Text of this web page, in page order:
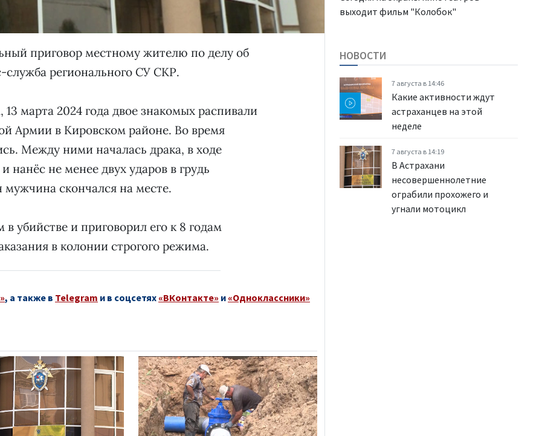
выходит фильм "Колобок"
приговор местному жителю по делу об
служба регионального СУ СКР.
марта 2024 года двое знакомых распивали
Армии в Кировском районе. Во время
Между ними началась драка, в ходе
не менее двух ударов в грудь
скончался на месте.
убийстве и приговорил его к 8 годам
в колонии строгого режима.
, а также в Telegram и в соцсетях «ВКонтакте» и «Одноклассники»
НОВОСТИ
7 августа в 14:46
Какие активности ждут
астраханцев на этой
неделе
7 августа в 14:19
В Астрахани
несовершеннолетние
ограбили прохожего и
угнали мотоцикл